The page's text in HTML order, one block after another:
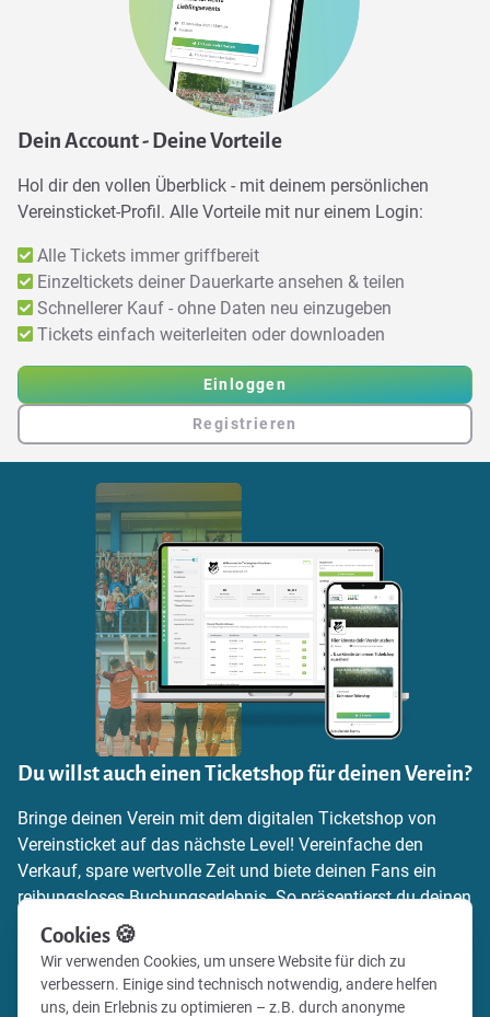
Dein Account - Deine Vorteile
Hol dir den vollen Überblick - mit deinem persönlichen
Vereinsticket-Profil. Alle Vorteile mit nur einem Login:
Alle Tickets immer griffbereit
Einzeltickets deiner Dauerkarte ansehen & teilen
Schnellerer Kauf - ohne Daten neu einzugeben
Tickets einfach weiterleiten oder downloaden
Einloggen
Registrieren
Du willst auch einen Ticketshop für deinen Verein?
Bringe deinen Verein mit dem digitalen Ticketshop von
Vereinsticket auf das nächste Level! Vereinfache den
Verkauf, spare wertvolle Zeit und biete deinen Fans ein
reibungsloses Buchungserlebnis. So präsentierst du deinen
Verein zeitgemäß und professionell.
Mehr Informationen zum Ticketing findest du auf unserer
Webseite – oder registriere dich und lege direkt mit deinem
Cookies 🍪
Wir verwenden Cookies, um unsere Website für dich zu
verbessern. Einige sind technisch notwendig, andere helfen
uns, dein Erlebnis zu optimieren – z.B. durch anonyme